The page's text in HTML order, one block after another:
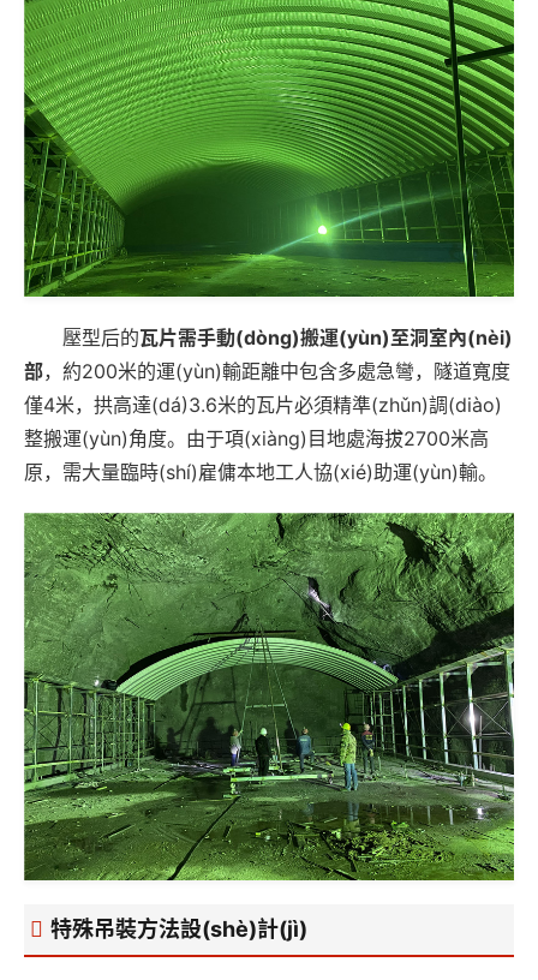
壓型后的瓦片需手動(dòng)搬運(yùn)至洞室內(nèi)
部，約200米的運(yùn)輸距離中包含多處急彎，隧道寬度
僅4米，拱高達(dá)3.6米的瓦片必須精準(zhǔn)調(diào)
整搬運(yùn)角度。由于項(xiàng)目地處海拔2700米高
原，需大量臨時(shí)雇傭本地工人協(xié)助運(yùn)輸。
特殊吊裝方法設(shè)計(jì)